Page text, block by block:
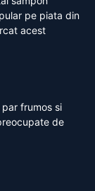
pe piata din
acest
frumos si
de